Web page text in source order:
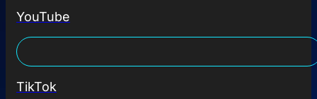
YouTube
TikTok